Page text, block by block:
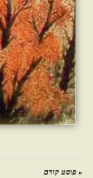
« פוסט קודם